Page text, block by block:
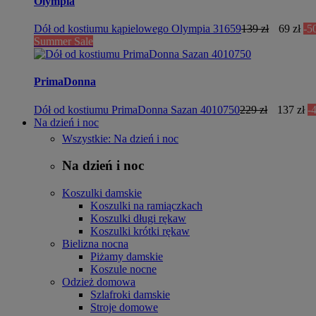
Dół od kostiumu kąpielowego Olympia 31659139 zł 69 zł -
Summer Sale
PrimaDonna
Dół od kostiumu PrimaDonna Sazan 4010750229 zł 137 zł -
Na dzień i noc
Wszystkie: Na dzień i noc
Na dzień i noc
Koszulki damskie
Koszulki na ramiączkach
Koszulki długi rękaw
Koszulki krótki rękaw
Bielizna nocna
Piżamy damskie
Koszule nocne
Odzież domowa
Szlafroki damskie
Stroje domowe